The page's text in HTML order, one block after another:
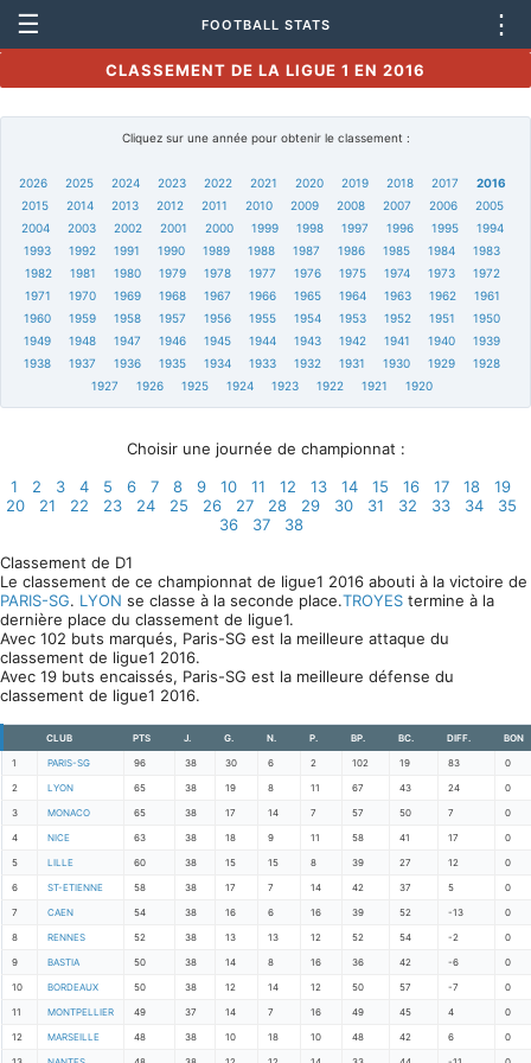
☰ FOOTBALL STATS ⋮
CLASSEMENT DE LA LIGUE 1 EN 2016
Cliquez sur une année pour obtenir le classement :
2026 2025 2024 2023 2022 2021 2020 2019 2018 2017
2016
2015
2014 2013 2012 2011 2010 2009 2008 2007 2006
2005
2004
2003 2002 2001 2000 1999 1998 1997 1996 1995
1994
1993
1992 1991 1990 1989 1988 1987 1986 1985 1984
1983
1982
1981 1980 1979 1978 1977 1976 1975 1974 1973
1972
1971
1970 1969 1968 1967 1966 1965 1964 1963 1962
1961
1960
1959 1958 1957 1956 1955 1954 1953 1952 1951
1950
1949
1948 1947 1946 1945 1944 1943 1942 1941 1940
1939
1938
1937 1936 1935 1934 1933 1932 1931 1930 1929
1928
1927
1926 1925 1924 1923 1922 1921 1920
Choisir une journée de championnat :
1
2 3 4 5 6 7 8 9 10 11 12 13 14 15 16 17 18
19
20
21 22 23 24 25 26 27 28 29 30 31 32 33 34
35
36
37
38
Classement de D1
Le classement de ce championnat de ligue1 2016 abouti à la victoire de
PARIS-SG. LYON se classe à la seconde place.TROYES termine à la
dernière place du classement de ligue1.
Avec 102 buts marqués, Paris-SG est la meilleure attaque du
classement de ligue1 2016.
Avec 19 buts encaissés, Paris-SG est la meilleure défense du
classement de ligue1 2016.
CLUB PTS J. G. N. P. BP. BC. DIFF. BON
1 PARIS-SG 96 38 30 6 2 102 19 83 0
2 LYON 65 38 19 8 11 67 43 24 0
3 MONACO 65 38 17 14 7 57 50 7 0
4 NICE 63 38 18 9 11 58 41 17 0
5 LILLE 60 38 15 15 8 39 27 12 0
6 ST-ETIENNE 58 38 17 7 14 42 37 5 0
7 CAEN 54 38 16 6 16 39 52 -13 0
8 RENNES 52 38 13 13 12 52 54 -2 0
9 BASTIA 50 38 14 8 16 36 42 -6 0
10 BORDEAUX 50 38 12 14 12 50 57 -7 0
11 MONTPELLIER 49 37 14 7 16 49 45 4 0
12 MARSEILLE 48 38 10 18 10 48 42 6 0